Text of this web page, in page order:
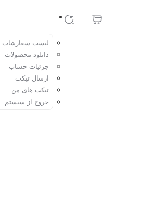
لیست سفارشات
دانلود محصولات
جزئیات حساب
ارسال تیکت
تیکت های من
خروج از سیستم